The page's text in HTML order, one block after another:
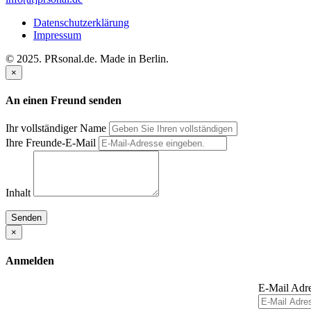
Datenschutzerklärung
Impressum
© 2025. PRsonal.de. Made in Berlin.
×
An einen Freund senden
Ihr vollständiger Name
Ihre Freunde-E-Mail
Inhalt
Senden
×
Anmelden
E-Mail